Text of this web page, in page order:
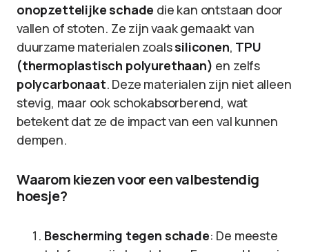
onopzettelijke schade die kan ontstaan door
vallen of stoten. Ze zijn vaak gemaakt van
duurzame materialen zoalssiliconen, TPU
(thermoplastisch polyurethaan) en zelfs
polycarbonaat. Deze materialen zijn niet alleen
stevig, maar ook schokabsorberend, wat
betekent dat ze de impact van een val kunnen
dempen.
Waarom kiezen voor een valbestendig
hoesje?
Bescherming tegen schade: De meeste